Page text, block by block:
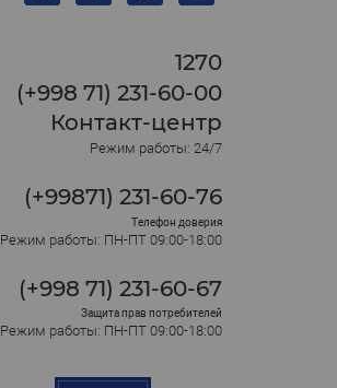
1270
(+998 71) 231-60-00
Контакт-центр
Режим работы: 24/7
(+99871) 231-60-76
Телефон доверия
Режим работы: ПН-ПТ 09:00-18:00
(+998 71) 231-60-67
Защита прав потребителей
Режим работы: ПН-ПТ 09:00-18:00